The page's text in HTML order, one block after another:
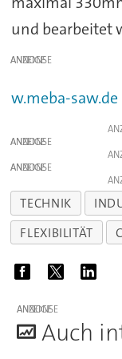
und bearbeitet
ANZEIGE
w.meba-saw.de
ANZEIGE
ANZEIGE
TECHNIK
FLEXIBILITÄT
ANZEIGE
Auch